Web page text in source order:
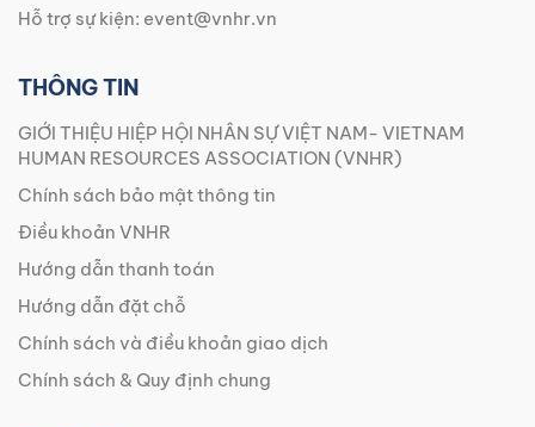
Hỗ trợ sự kiện: event@vnhr.vn
THÔNG TIN
GIỚI THIỆU HIỆP HỘI NHÂN SỰ VIỆT NAM- VIETNAM
HUMAN RESOURCES ASSOCIATION (VNHR)
Chính sách bảo mật thông tin
Điều khoản VNHR
Hướng dẫn thanh toán
Hướng dẫn đặt chỗ
Chính sách và điều khoản giao dịch
Chính sách & Quy định chung